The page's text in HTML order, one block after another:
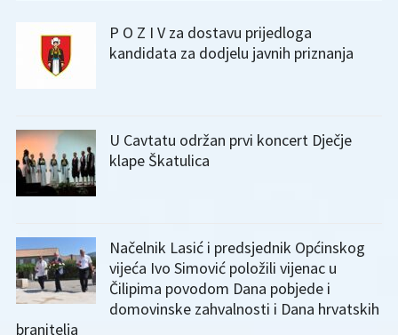
P O Z I V za dostavu prijedloga
kandidata za dodjelu javnih priznanja
U Cavtatu održan prvi koncert Dječje
klape Škatulica
Načelnik Lasić i predsjednik Općinskog
vijeća Ivo Simović položili vijenac u
Čilipima povodom Dana pobjede i
domovinske zahvalnosti i Dana hrvatskih
branitelja